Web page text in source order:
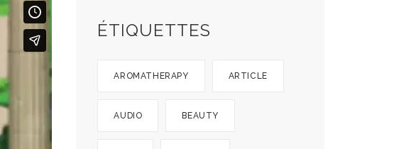
ÉTIQUETTES
AROMATHERAPY ARTICLE
AUDIO BEAUTY